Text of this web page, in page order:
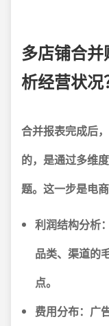
多店铺合
析经营状况
合并报表完成后
的，是通过多维
题。 这一步是电
利润结构分析：
品类、渠道的
点。
费用分布： 广